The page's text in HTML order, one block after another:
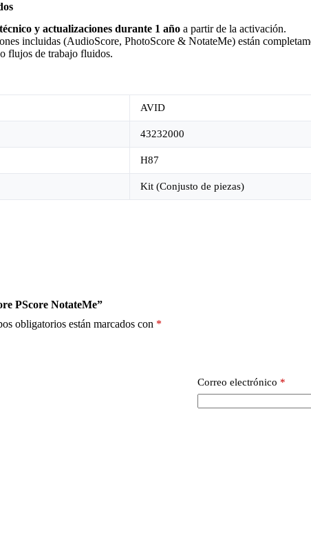
y actualizaciones durante 1 año a partir de la activación.
incluidas (AudioScore, PhotoScore & NotateMe) están
flujos de trabajo fluidos.
AVID
43232000
H87
Kit (Conjusto de piezas)
PScore NotateMe”
obligatorios están marcados con *
Correo electrónico *